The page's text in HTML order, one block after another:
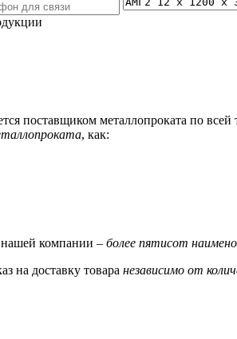
поставщиком металлопроката по
, как:
нашей компании – более пятисот
на доставку товара независимо от